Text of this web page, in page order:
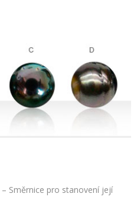
– Směrnice pro stanovení její